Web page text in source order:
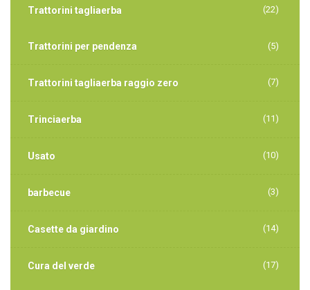
Trattorini tagliaerba (22)
Trattorini per pendenza (5)
Trattorini tagliaerba raggio zero (7)
Trinciaerba (11)
Usato (10)
barbecue (3)
Casette da giardino (14)
Cura del verde (17)